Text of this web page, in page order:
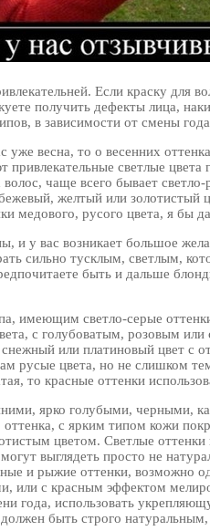
Если краску для
получить дефекты лица,
в зависимости от смены
уже весна, то о весенних
привлекательные светлые цвета
чаще всего бывает
желтый или золотистый
медового, русого цвета, я бы
и у вас возникает большое
сильно тусклым, светлым,
быть и дальше
имеющим светло-серые
с голубоватым, розовым
или платиновый цвет с
русые цвета, но не слишком
то красные оттенки
ярко голубыми, черными,
с ярким типом кожи
цветом. Светлые оттенки
выглядеть просто не
и рыжие оттенки, возможно
или с красным эффектом
года, использовать
должен быть строго